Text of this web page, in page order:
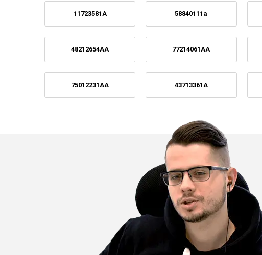
11723581A 58840111a
48212654AA 77214061AA
75012231AA 43713361A